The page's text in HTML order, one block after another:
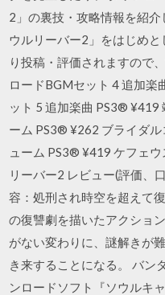
2」の裏技・攻略情報を紹
ウルリーバー2」をはじめ
り投稿・評価されますので
ロードBGMセット 4 追加
ット 5 追加楽曲 PS3® ¥419
ーム PS3® ¥262 ブライダ
ューム PS3® ¥419 ケフェ
リーバー2 レビュー(評価、
容：処刑され時空を超えて
の復讐劇を描いたアクショ
がない変わりに、謎解きが
き来することになる。 バン
ンロードソフト『ソウルキ